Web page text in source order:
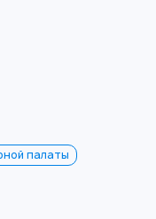
палаты